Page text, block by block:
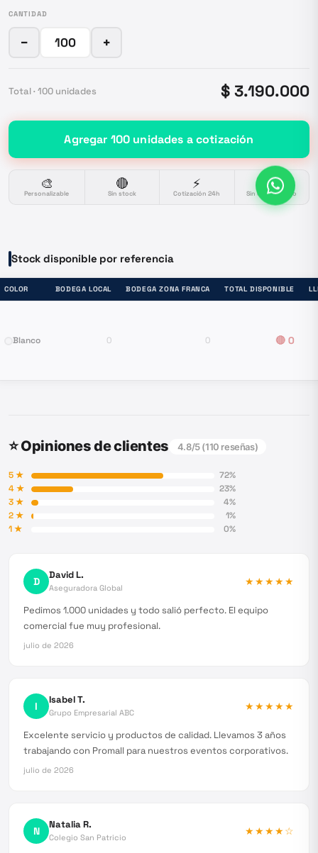
CANTIDAD
− +
Total · 100 unidades $ 3.190.000
Agregar 100 unidades a cotización
🎨
Personalizable
🔴
Sin stock
⚡
Cotización 24h
🔒
Sin compromiso
Stock disponible por referencia
COLOR BODEGA LOCAL BODEGA ZONA FRANCA TOTAL DISPONIBLE
Blanco 0 0 🔴 0
⭐ Opiniones de clientes 4.8/5 (110 reseñas)
5★ 72%
4★ 23%
3★ 4%
2★ 1%
1★ 0%
D David L.
Aseguradora Global
★★★★★
Pedimos 1.000 unidades y todo salió perfecto. El equipo
comercial fue muy profesional.
julio de 2026
I Isabel T.
Grupo Empresarial ABC
★★★★★
Excelente servicio y productos de calidad. Llevamos 3 años
trabajando con Promall para nuestros eventos corporativos.
julio de 2026
N Natalia R.
Colegio San Patricio
★★★★☆